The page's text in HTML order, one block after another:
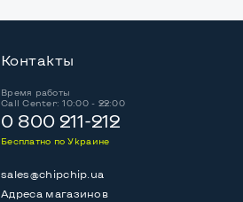
Контакты
Время работы
Call Center: 10:00 - 22:00
0 800 211-212
Бесплатно по Украине
sales@chipchip.ua
Адреса магазинов